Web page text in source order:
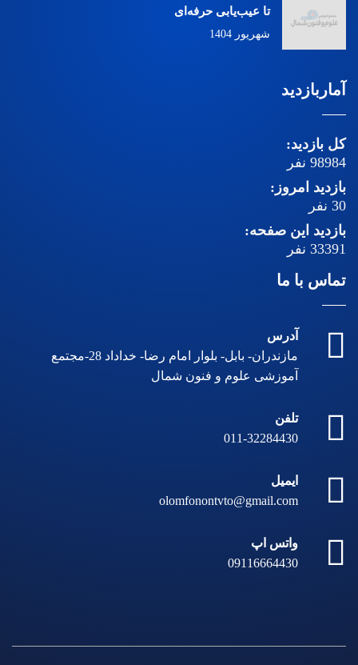
تا عیب‌یابی حرفه‌ای
شهریور 1404
آماربازدید
کل بازدید:
98984 نفر
بازدید امروز:
30 نفر
بازدید این صفحه:
33391 نفر
تماس با ما
آدرس
مازندران- بابل- بلوار امام رضا- خداداد 28-مجتمع
آموزشی علوم و فنون شمال
تلفن
011-32284430
ایمیل
olomfonontvto@gmail.com
واتس اپ
09116664430